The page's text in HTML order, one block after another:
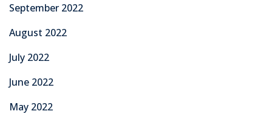
September 2022
August 2022
July 2022
June 2022
May 2022